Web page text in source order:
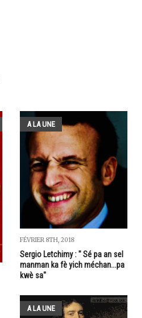
A LA UNE
FÉVRIER 8TH, 2018
Sergio Letchimy : " Sé pa an sel
manman ka fè yich méchan...pa
kwè sa"
A LA UNE